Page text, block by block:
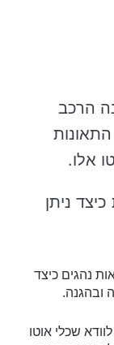
הרכב
אלו.
ניתן
נהגים כיצד
שכלי אוטו